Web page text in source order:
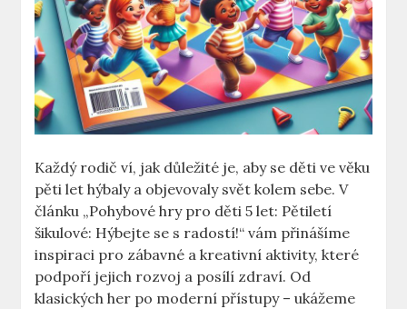
Každý rodič ví, jak důležité je, aby se děti ve věku
pěti let hýbaly a objevovaly svět kolem sebe. V
článku „Pohybové hry pro děti 5 let: Pětiletí
šikulové: Hýbejte se s radostí!“ vám přinášíme
inspiraci pro zábavné a kreativní aktivity, které
podpoří jejich rozvoj a posílí zdraví. Od
klasických her po moderní přístupy – ukážeme